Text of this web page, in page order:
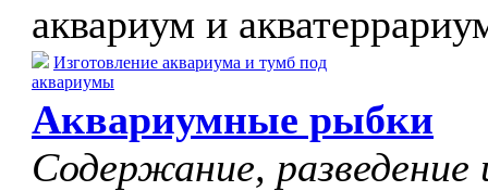
аквариум и
Изготовление аквариума и тумб под
аквариумы
Аквариумные рыбки
Содержание, разведение